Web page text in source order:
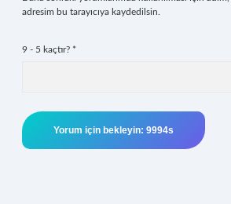
adresim bu tarayıcıya kaydedilsin.
9 - 5 kaçtır? *